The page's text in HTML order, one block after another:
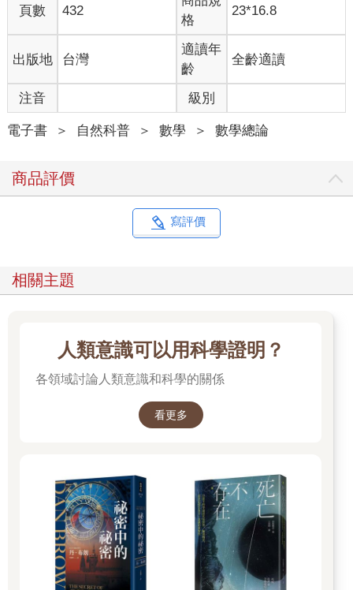
頁數 432
格
23*16.8
出版地 台灣
適讀年
齡
全齡適讀
注音 級別
電子書 ＞ 自然科普 ＞ 數學 ＞ 數學總論
商品評價
寫評價
相關主題
人類意識可以用科學證明？
各領域討論人類意識和科學的關係
看更多